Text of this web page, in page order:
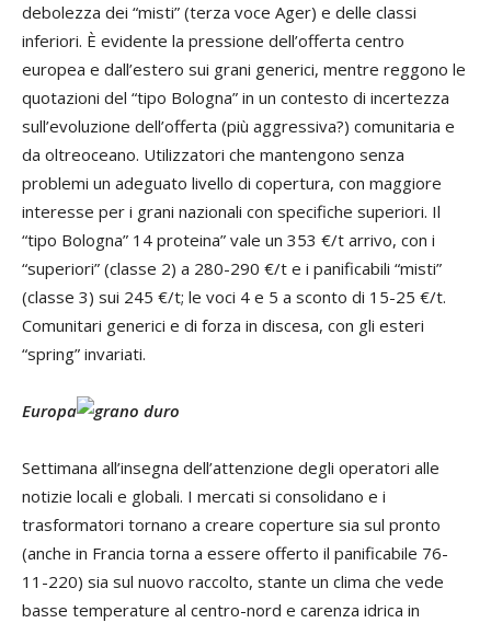
debolezza dei “misti” (terza voce Ager) e delle classi
inferiori. È evidente la pressione dell’offerta centro
europea e dall’estero sui grani generici, mentre reggono le
quotazioni del “tipo Bologna” in un contesto di incertezza
sull’evoluzione dell’offerta (più aggressiva?) comunitaria e
da oltreoceano. Utilizzatori che mantengono senza
problemi un adeguato livello di copertura, con maggiore
interesse per i grani nazionali con specifiche superiori. Il
“tipo Bologna” 14 proteina” vale un 353 €/t arrivo, con i
“superiori” (classe 2) a 280-290 €/t e i panificabili “misti”
(classe 3) sui 245 €/t; le voci 4 e 5 a sconto di 15-25 €/t.
Comunitari generici e di forza in discesa, con gli esteri
“spring” invariati.
Europa
Settimana all’insegna dell’attenzione degli operatori alle
notizie locali e globali. I mercati si consolidano e i
trasformatori tornano a creare coperture sia sul pronto
(anche in Francia torna a essere offerto il panificabile 76-
11-220) sia sul nuovo raccolto, stante un clima che vede
basse temperature al centro-nord e carenza idrica in